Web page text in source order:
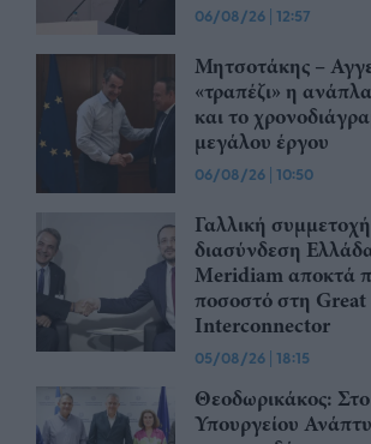
06/08/26 | 12:57
Μητσοτάκης –
«τραπέζι» η
και το
μεγάλου έργου
06/08/26 | 10:50
Γαλλική
διασύνδεση
Meridiam αποκτά
ποσοστό στη Great
Interconnector
05/08/26 | 18:15
Θεοδωρικάκος:
Υπουργείου